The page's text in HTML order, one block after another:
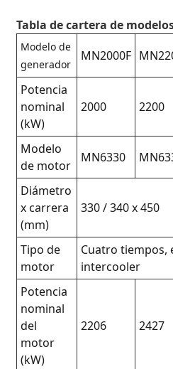
Tabla de cartera de
Modelo de
generador
MN2000F
Potencia
nominal
(kW)
2000 2200
Modelo
de motor
MN6330
Diámetro
x carrera
(mm)
330 / 340 x 450
Tipo de
motor
Cuatro tiempos,
intercooler
Potencia
nominal
del
motor
(kW)
2206 2427